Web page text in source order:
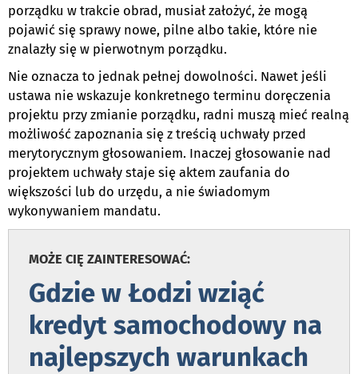
porządku w trakcie obrad, musiał założyć, że mogą
pojawić się sprawy nowe, pilne albo takie, które nie
znalazły się w pierwotnym porządku.
Nie oznacza to jednak pełnej dowolności. Nawet jeśli
ustawa nie wskazuje konkretnego terminu doręczenia
projektu przy zmianie porządku, radni muszą mieć realną
możliwość zapoznania się z treścią uchwały przed
merytorycznym głosowaniem. Inaczej głosowanie nad
projektem uchwały staje się aktem zaufania do
większości lub do urzędu, a nie świadomym
wykonywaniem mandatu.
MOŻE CIĘ ZAINTERESOWAĆ:
Gdzie w Łodzi wziąć
kredyt samochodowy na
najlepszych warunkach